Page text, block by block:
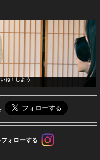
ね！しよう
ォローする